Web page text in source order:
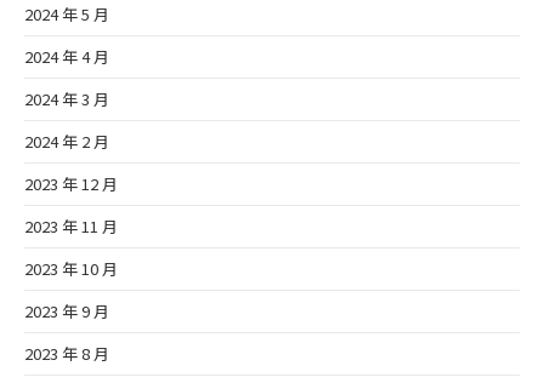
2024 年 5 月
2024 年 4 月
2024 年 3 月
2024 年 2 月
2023 年 12 月
2023 年 11 月
2023 年 10 月
2023 年 9 月
2023 年 8 月